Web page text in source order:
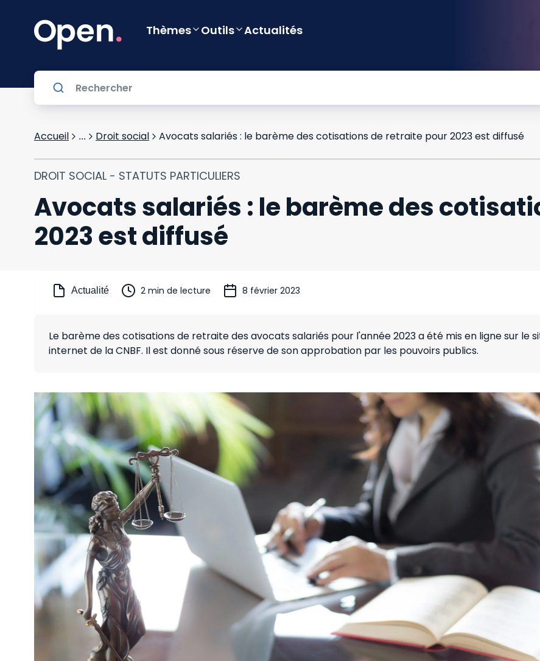
Thèmes Outils Actualités
Accueil ... Droit social Avocats salariés : le barème des cotisations de retraite pour 2023 est diffusé
DROIT SOCIAL - STATUTS PARTICULIERS
Avocats salariés : le barème des
2023 est diffusé
Actualité 2 min de lecture 8 février 2023
Le barème des cotisations de retraite des avocats salariés pour l'année 2023 a été mis en ligne sur le
internet de la CNBF. Il est donné sous réserve de son approbation par les pouvoirs publics.